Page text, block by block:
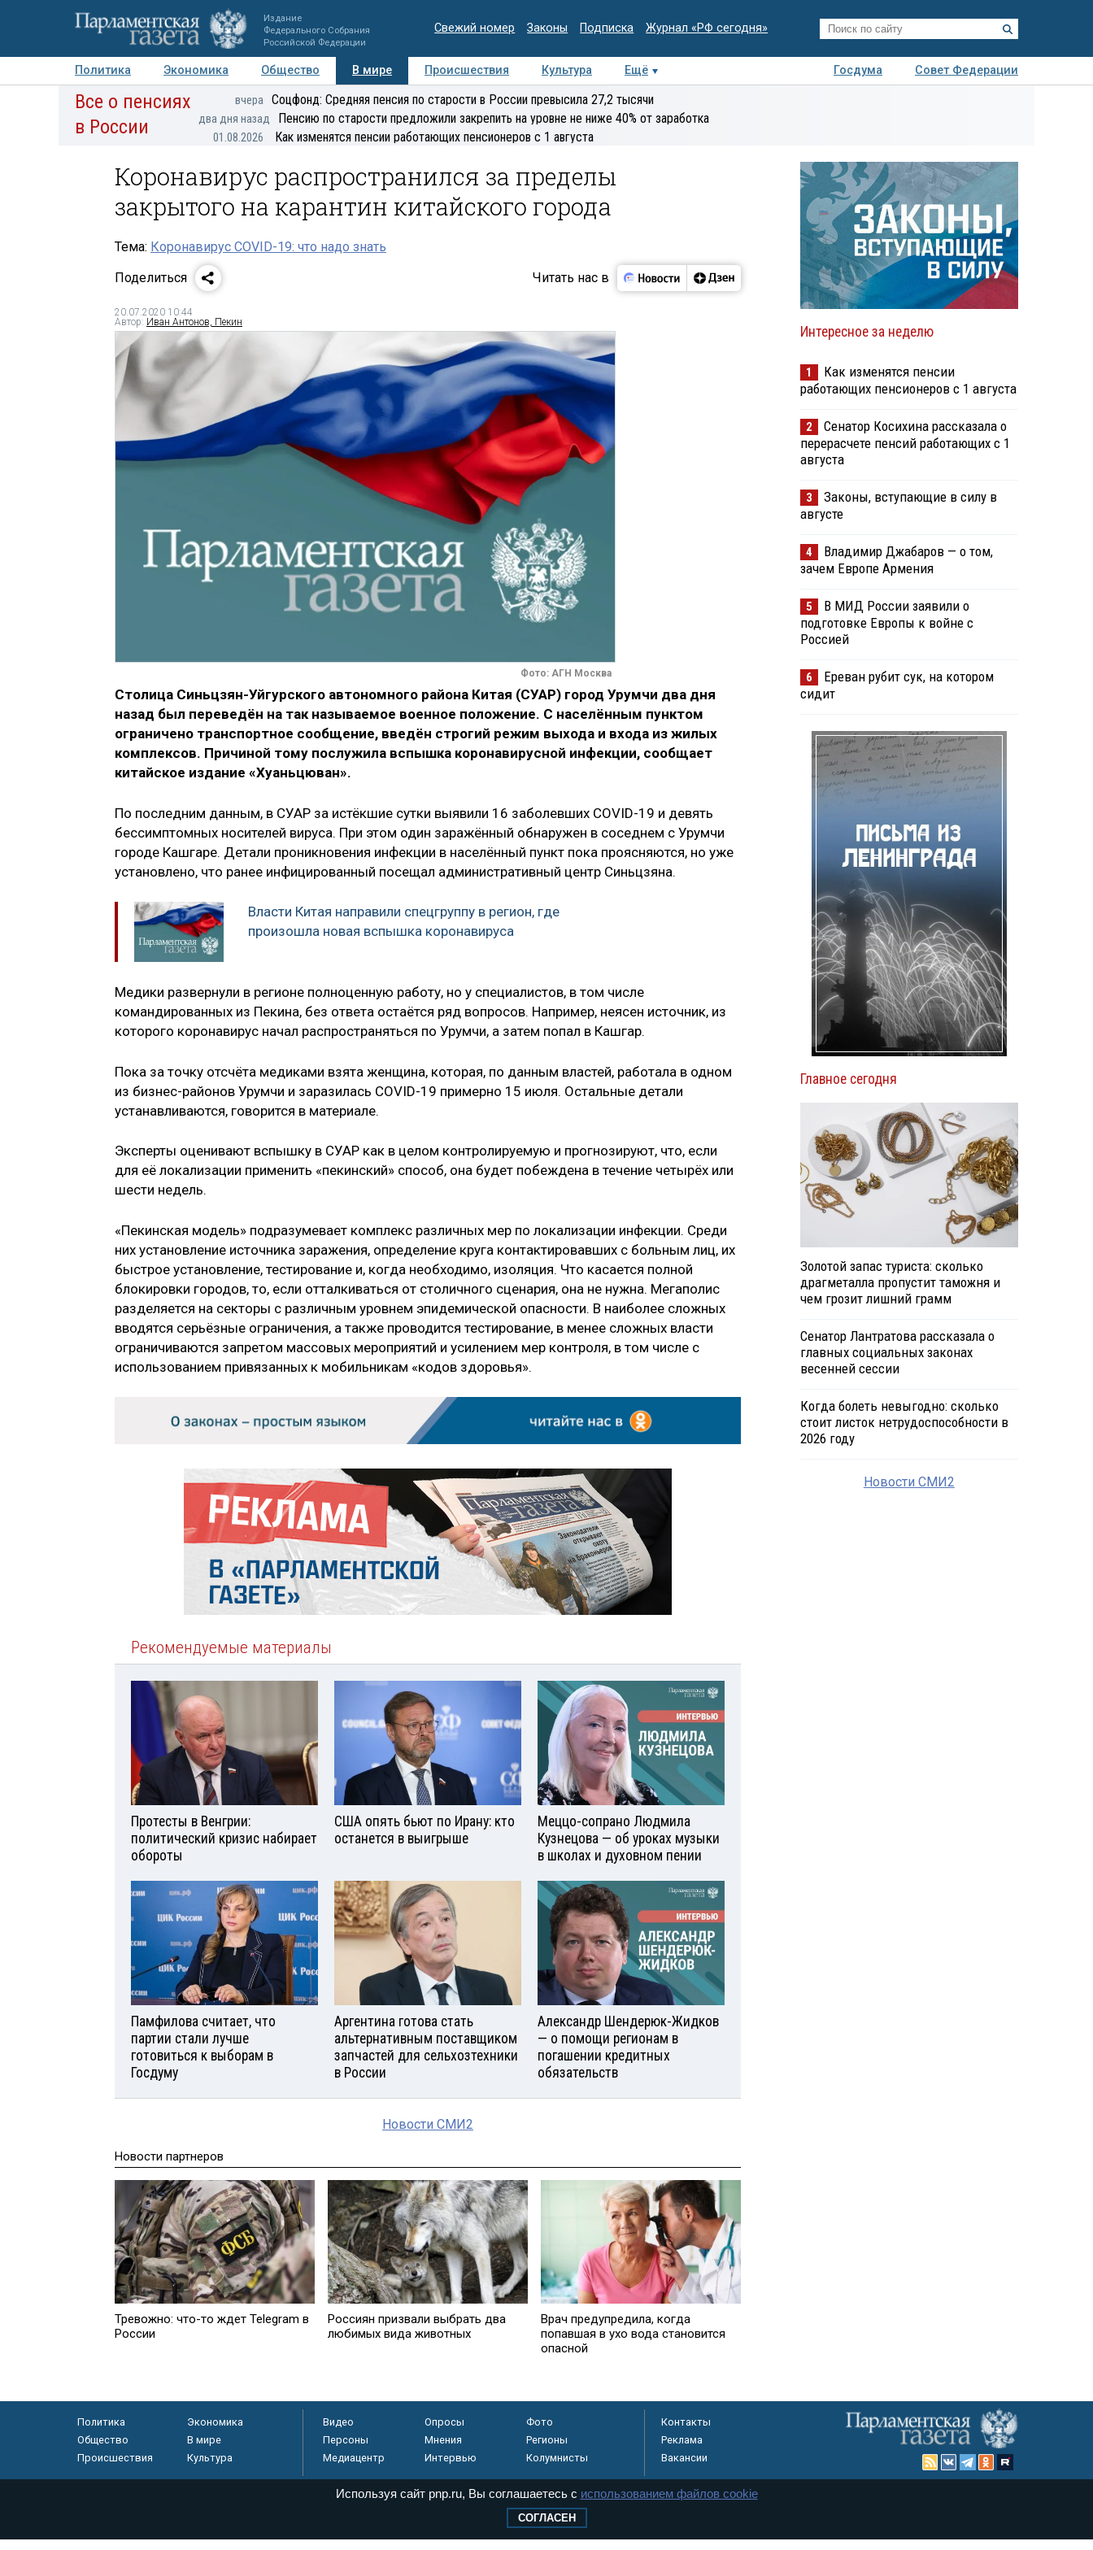
Издание
Федерального Собрания
Российской Федерации
Свежий номер Законы Подписка Журнал «РФ сегодня»
Политика Экономика Общество В мире Происшествия Культура Ещё Госдума
Совет Федерации
Авторы Персоны Мнения Регионы Медиацентр Интервью Колумнисты
экспертиза
Все о пенсиях
в России
вчера Соцфонд: Средняя пенсия по старости в России превысила 27,2 тысячи
два дня назад Пенсию по старости предложили закрепить на уровне не ниже 40% от заработка
01.08.2026 Как изменятся пенсии работающих пенсионеров с 1 августа
Коронавирус распространился за пределы
закрытого на карантин китайского города
Тема: Коронавирус COVID-19: что надо знать
Поделиться
Читать нас в
20.07.2020 10:44
Автор: Иван Антонов, Пекин
Фото: АГН Москва
Столица Синьцзян-Уйгурского автономного района Китая (СУАР) город Урумчи два дня
назад был переведён на так называемое военное положение. С населённым пунктом
ограничено транспортное сообщение, введён строгий режим выхода и входа из жилых
комплексов. Причиной тому послужила вспышка коронавирусной инфекции, сообщает
китайское издание «Хуаньцюван».
По последним данным, в СУАР за истёкшие сутки выявили 16 заболевших COVID-19 и девять
бессимптомных носителей вируса. При этом один заражённый обнаружен в соседнем с Урумчи
городе Кашгаре. Детали проникновения инфекции в населённый пункт пока проясняются, но уже
установлено, что ранее инфицированный посещал административный центр Синьцзяна.
Власти Китая направили спецгруппу в регион, где
произошла новая вспышка коронавируса
Медики развернули в регионе полноценную работу, но у специалистов, в том числе
командированных из Пекина, без ответа остаётся ряд вопросов. Например, неясен источник, из
которого коронавирус начал распространяться по Урумчи, а затем попал в Кашгар.
Пока за точку отсчёта медиками взята женщина, которая, по данным властей, работала в одном
из бизнес-районов Урумчи и заразилась COVID-19 примерно 15 июля. Остальные детали
устанавливаются, говорится в материале.
Эксперты оценивают вспышку в СУАР как в целом контролируемую и прогнозируют, что, если
для её локализации применить «пекинский» способ, она будет побеждена в течение четырёх или
шести недель.
«Пекинская модель» подразумевает комплекс различных мер по локализации инфекции. Среди
них установление источника заражения, определение круга контактировавших с больным лиц, их
быстрое установление, тестирование и, когда необходимо, изоляция. Что касается полной
блокировки городов, то, если отталкиваться от столичного сценария, она не нужна. Мегаполис
разделяется на секторы с различным уровнем эпидемической опасности. В наиболее сложных
вводятся серьёзные ограничения, а также проводится тестирование, в менее сложных власти
ограничиваются запретом массовых мероприятий и усилением мер контроля, в том числе с
использованием привязанных к мобильникам «кодов здоровья».
Рекомендуемые материалы
Протесты в Венгрии:
политический кризис набирает
обороты
США опять бьют по Ирану: кто
останется в выигрыше
Меццо-сопрано Людмила
Кузнецова — об уроках музыки
в школах и духовном пении
Памфилова считает, что
партии стали лучше
готовиться к выборам в
Госдуму
Аргентина готова стать
альтернативным поставщиком
запчастей для сельхозтехники
в России
Александр Шендерюк-Жидков
— о помощи регионам в
погашении кредитных
обязательств
Новости СМИ2
Новости партнеров
Тревожно: что-то ждет Telegram в
России
Россиян призвали выбрать два
любимых вида животных
Врач предупредила, когда
попавшая в ухо вода становится
опасной
Интересное за неделю
1
Как изменятся пенсии
работающих пенсионеров с 1 августа
2
Сенатор Косихина рассказала о
перерасчете пенсий работающих с 1
августа
3
Законы, вступающие в силу в
августе
4
Владимир Джабаров — о том,
зачем Европе Армения
5
В МИД России заявили о
подготовке Европы к войне с
Россией
6
Ереван рубит сук, на котором
сидит
Главное сегодня
Золотой запас туриста: сколько
драгметалла пропустит таможня и
чем грозит лишний грамм
Сенатор Лантратова рассказала о
главных социальных законах
весенней сессии
Когда болеть невыгодно: сколько
стоит листок нетрудоспособности в
2026 году
Новости СМИ2
Политика
Экономика
Общество
В мире
Происшествия
Культура
Видео Опросы
Фото
Персоны
Мнения
Регионы
Медиацентр
Интервью Колумнисты
Контакты
Реклама
Вакансии
Федеральной службе по надзору в сфере связи, информационных технологий и
Используя сайт pnp.ru, Вы соглашаетесь с использованием файлов cookie
СОГЛАСЕН